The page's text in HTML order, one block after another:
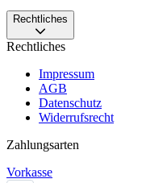
Rechtliches
Rechtliches
Impressum
AGB
Datenschutz
Widerrufsrecht
Zahlungsarten
Vorkasse